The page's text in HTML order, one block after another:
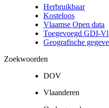
Herbruikbaar
Kosteloos
Vlaamse Open data
Toegevoegd GDI-Vl
Geografische
Zoekwoorden
DOV
Vlaanderen